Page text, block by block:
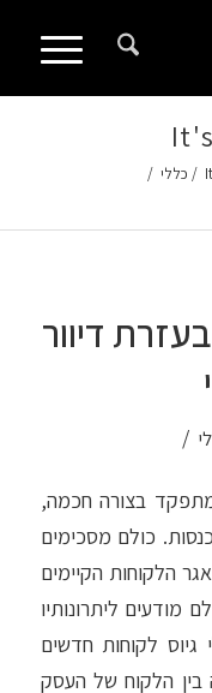
/ כללי /
דיוור
/
מתפקד בצורה חכמה,
כולם מסכימים
הלקוחות הקיימים
מודעים ליתרונותיו
גיוס לקוחות חדשים
בין הלקוח של העסק